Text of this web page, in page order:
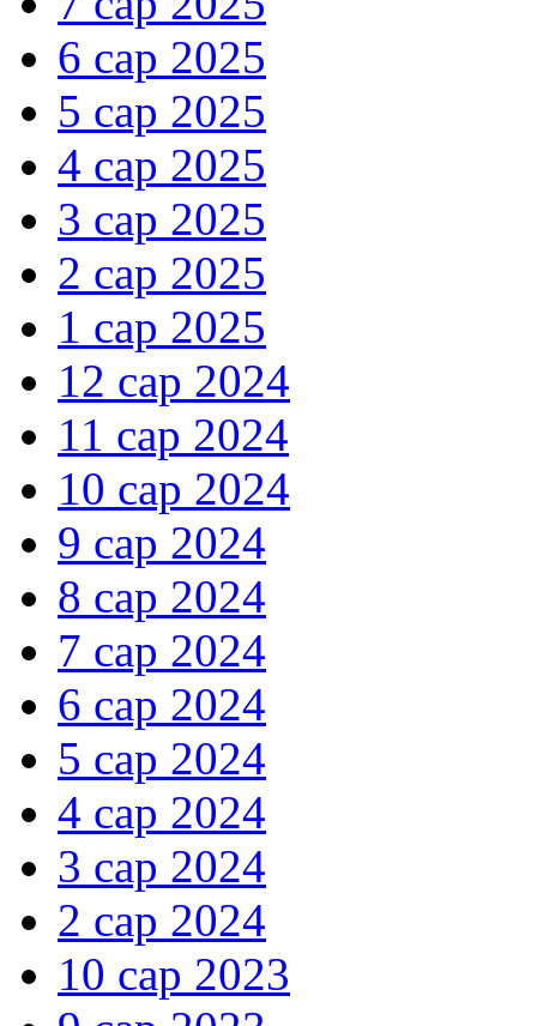
6 сар 2025
5 сар 2025
4 сар 2025
3 сар 2025
2 сар 2025
1 сар 2025
12 сар 2024
11 сар 2024
10 сар 2024
9 сар 2024
8 сар 2024
7 сар 2024
6 сар 2024
5 сар 2024
4 сар 2024
3 сар 2024
2 сар 2024
10 сар 2023